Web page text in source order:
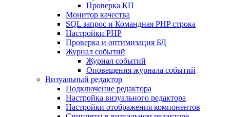
Проверка КП
Монитор качества
SQL запрос и Командная PHP строка
Настройки PHP
Проверка и оптимизация БД
Журнал событий
Журнал событий
Оповещения журнала событий
Визуальный редактор
Подключение редактора
Настройка визуального редактора
Настройки отображения компонентов